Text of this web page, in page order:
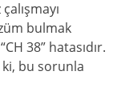
bulmak
38” hatasıdır.
bu sorunla